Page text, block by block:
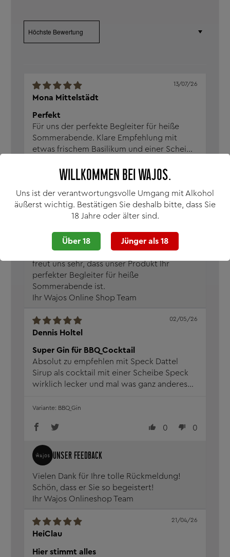
WILLKOMMEN BEI WAJOS.
Uns ist der verantwortungsvolle Umgang mit Alkohol
äußerst wichtig. Bestätigen Sie deshalb bitte, dass Sie
18 Jahre oder älter sind.
Über 18 Jünger als 18
Mona Mittelstädt
13/07/26
Perfekt
Für uns der perfekte Begleiter für heiße
Sommerabende. Klare Empfehlung mit
etwas frischem Basilikum und einer Scheibe
0 0
Vielen Dank für Ihre tolle Bewertung! Es
freut uns sehr, dass unser Produkt Ihr
perfekter Begleiter für heiße
Sommerabende ist.
Ihr Wajos Online Shop Team
mehr lesen 1
Dennis Holtel
02/05/26
Super Gin für BBQ Cocktail
Absolut zu empfehlen mit Speck Dattel
Sirup als cocktail mit einer Scheibe Speck
wirklich lecker und mal was ganz anderes
0 0
Vielen Dank für Ihre tolle Rückmeldung!
Schön, dass er Sie so begeistert!
Ihr Wajos Onlineshop Team
BBQ Gin
HeiClau
21/04/26
Hier stimmt alles